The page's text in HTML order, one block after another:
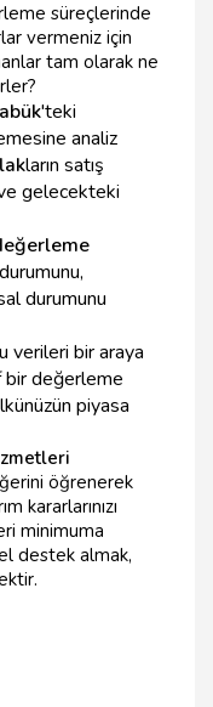
süreçlerinde
vermeniz için
tam olarak ne
'teki
analiz
ların satış
gelecekteki
durumunu
verileri bir araya
bir değerleme
piyasa
öğrenerek
kararlarınızı
minimuma
destek almak,